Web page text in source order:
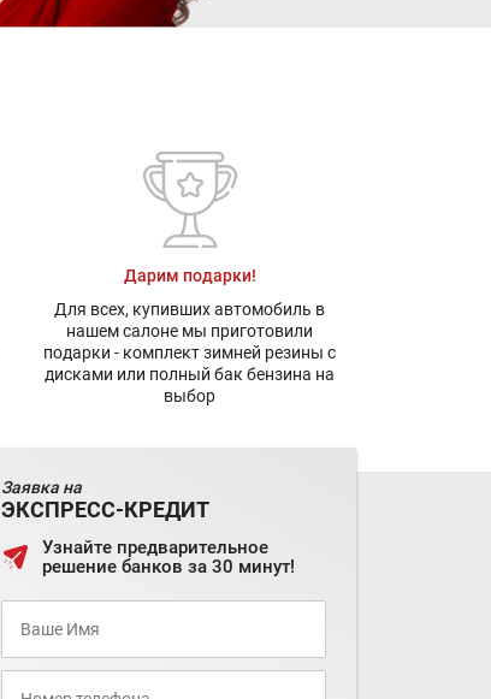
Дарим подарки!
Для всех, купивших автомобиль в
нашем салоне мы приготовили
подарки - комплект зимней резины с
дисками или полный бак бензина на
выбор
Заявка на
ЭКСПРЕСС-КРЕДИТ
Узнайте предварительное
решение банков за 30 минут!